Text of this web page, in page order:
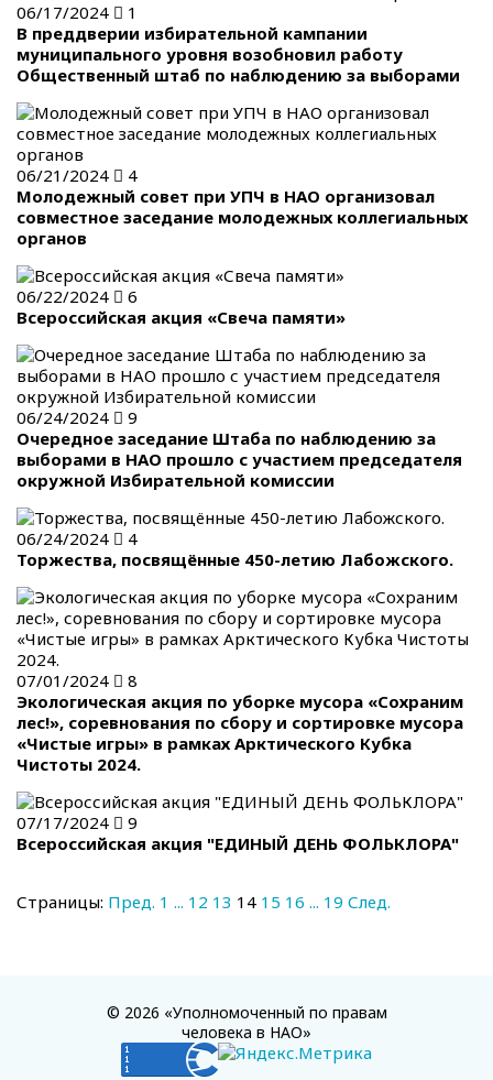
06/17/2024
1
В преддверии избирательной кампании
муниципального уровня возобновил работу
Общественный штаб по наблюдению за выборами
06/21/2024
4
Молодежный совет при УПЧ в НАО организовал
совместное заседание молодежных коллегиальных
органов
06/22/2024
6
Всероссийская акция «Свеча памяти»
06/24/2024
9
Очередное заседание Штаба по наблюдению за
выборами в НАО прошло с участием председателя
окружной Избирательной комиссии
06/24/2024
4
Торжества, посвящённые 450-летию Лабожского.
07/01/2024
8
Экологическая акция по уборке мусора «Сохраним
лес!», соревнования по сбору и сортировке мусора
«Чистые игры» в рамках Арктического Кубка
Чистоты 2024.
07/17/2024
9
Всероссийская акция "ЕДИНЫЙ ДЕНЬ ФОЛЬКЛОРА"
Страницы: Пред. 1 ... 12 13 14 15 16 ... 19 След.
© 2026 «Уполномоченный по правам
человека в НАО»